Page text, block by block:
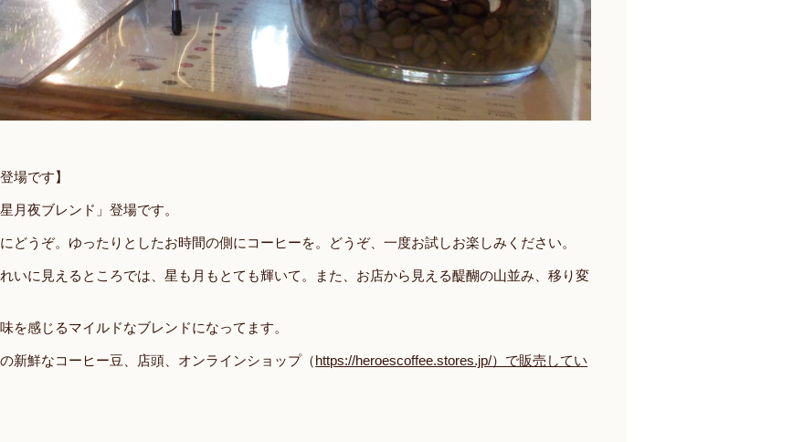
場です】
月夜ブレンド」登場です。
うぞ。ゆったりとしたお時間の側にコーヒーを。どうぞ、一度お試しお楽しみください。
いに見えるところでは、星も月もとても輝いて。また、お店から見える醍醐の山並み、移り変
感じるマイルドなブレンドになってます。
新鮮なコーヒー豆、店頭、オンラインショップ（https://heroescoffee.stores.jp/）で販売してい